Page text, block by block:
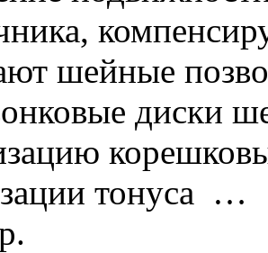
шейные
диски
тонуса …